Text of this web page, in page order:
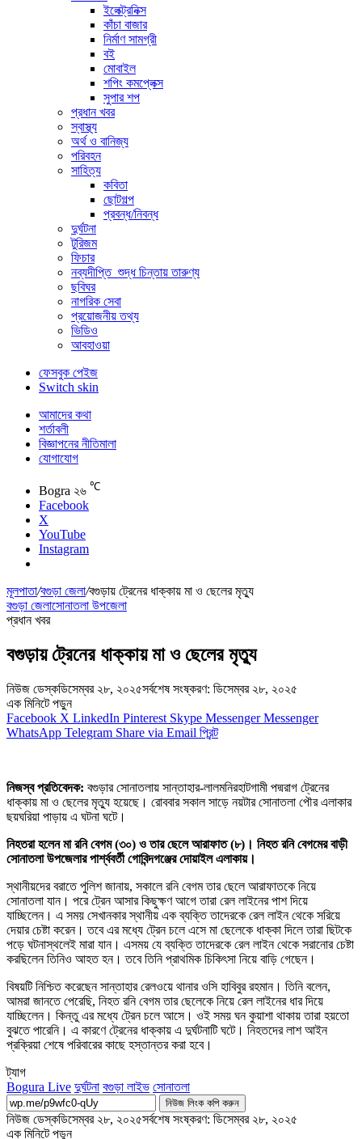
ইলেক্ট্রনিক্স
কাঁচা বাজার
নির্মাণ সামগ্রী
বই
মোবাইল
শপিং কমপ্লেক্স
সুপার শপ
প্রধান খবর
স্বাস্থ্য
অর্থ ও বানিজ্য
পরিবহন
সাহিত্য
কবিতা
ছোটগল্প
প্রবন্ধ/নিবন্ধ
দুর্ঘটনা
টুরিজম
ফিচার
নব্যদীপ্তি_শুদ্ধ চিন্তায় তারুণ্য
ছবিঘর
নাগরিক সেবা
প্রয়োজনীয় তথ্য
ভিডিও
আবহাওয়া
ফেসবুক পেইজ
Switch skin
আমাদের কথা
শর্তাবলী
বিজ্ঞাপনের নীতিমালা
যোগাযোগ
Bogra ২৬ ℃
Facebook
X
YouTube
Instagram
মূলপাতা/বগুড়া জেলা/বগুড়ায় ট্রেনের ধাক্কায় মা ও ছেলের মৃত্যু
বগুড়া জেলাসোনাতলা উপজেলা
প্রধান খবর
বগুড়ায় ট্রেনের ধাক্কায় মা ও ছেলের মৃত্যু
নিউজ ডেস্কডিসেম্বর ২৮, ২০২৫সর্বশেষ সংষ্করণ: ডিসেম্বর ২৮, ২০২৫
এক মিনিটে পড়ুন
Facebook X LinkedIn Pinterest Skype Messenger Messenger
WhatsApp Telegram Share via Email প্রিন্ট
নিজস্ব প্রতিবেদক: বগুড়ার সোনাতলায় সান্তাহার-লালমনিরহাটগামী পদ্মরাগ ট্রেনের
ধাক্কায় মা ও ছেলের মৃত্যু হয়েছে। রোববার সকাল সাড়ে নয়টার সোনাতলা পৌর এলাকার
ছয়ঘরিয়া পাড়ায় এ ঘটনা ঘটে।
নিহতরা হলেন মা রনি বেগম (৩০) ও তার ছেলে আরাফাত (৮)। নিহত রনি বেগমের বাড়ী
সোনাতলা উপজেলার পার্শ্ববর্তী গোবিন্দগঞ্জের দোয়াইল এলাকায়।
স্থানীয়দের বরাতে পুলিশ জানায়, সকালে রনি বেগম তার ছেলে আরাফাতকে নিয়ে
সোনাতলা যান। পরে ট্রেন আসার কিছুক্ষণ আগে তারা রেল লাইনের পাশ দিয়ে
যাচ্ছিলেন। এ সময় সেখানকার স্থানীয় এক ব্যক্তি তাদেরকে রেল লাইন থেকে সরিয়ে
দেয়ার চেষ্টা করেন। তবে এর মধ্যে ট্রেন চলে এসে মা ছেলেকে ধাক্কা দিলে তারা ছিটকে
পড়ে ঘটনাস্থলেই মারা যান। এসময় যে ব্যক্তি তাদেরকে রেল লাইন থেকে সরানোর চেষ্টা
করছিলেন তিনিও আহত হন। তবে তিনি প্রাথমিক চিকিৎসা নিয়ে বাড়ি গেছেন।
বিষয়টি নিশ্চিত করেছেন সান্তাহার রেলওয়ে থানার ওসি হাবিবুর রহমান। তিনি বলেন,
আমরা জানতে পেরেছি, নিহত রনি বেগম তার ছেলেকে নিয়ে রেল লাইনের ধার দিয়ে
যাচ্ছিলেন। কিন্তু এর মধ্যে ট্রেন চলে আসে। ওই সময় ঘন কুয়াশা থাকায় তারা হয়তো
বুঝতে পারেনি। এ কারণে ট্রেনের ধাক্কায় এ দুর্ঘটনাটি ঘটে। নিহতদের লাশ আইন
প্রক্রিয়া শেষে পরিবারের কাছে হস্তান্তর করা হবে।
ট্যাগ
Bogura Live দুর্ঘটনা বগুড়া লাইভ সোনাতলা
নিউজ লিংক কপি করুন
নিউজ ডেস্কডিসেম্বর ২৮, ২০২৫সর্বশেষ সংষ্করণ: ডিসেম্বর ২৮, ২০২৫
এক মিনিটে পড়ুন